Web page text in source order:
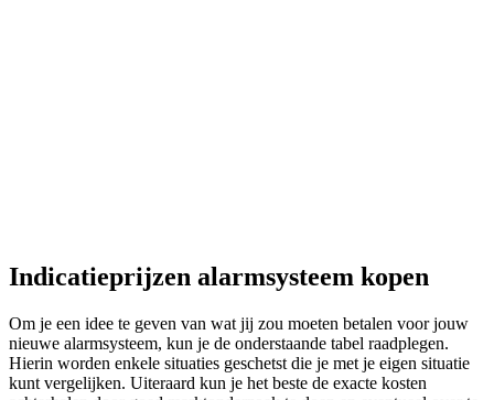
Indicatieprijzen alarmsysteem kopen
Om je een idee te geven van wat jij zou moeten betalen voor jouw
nieuwe alarmsysteem, kun je de onderstaande tabel raadplegen.
Hierin worden enkele situaties geschetst die je met je eigen situatie
kunt vergelijken. Uiteraard kun je het beste de exacte kosten